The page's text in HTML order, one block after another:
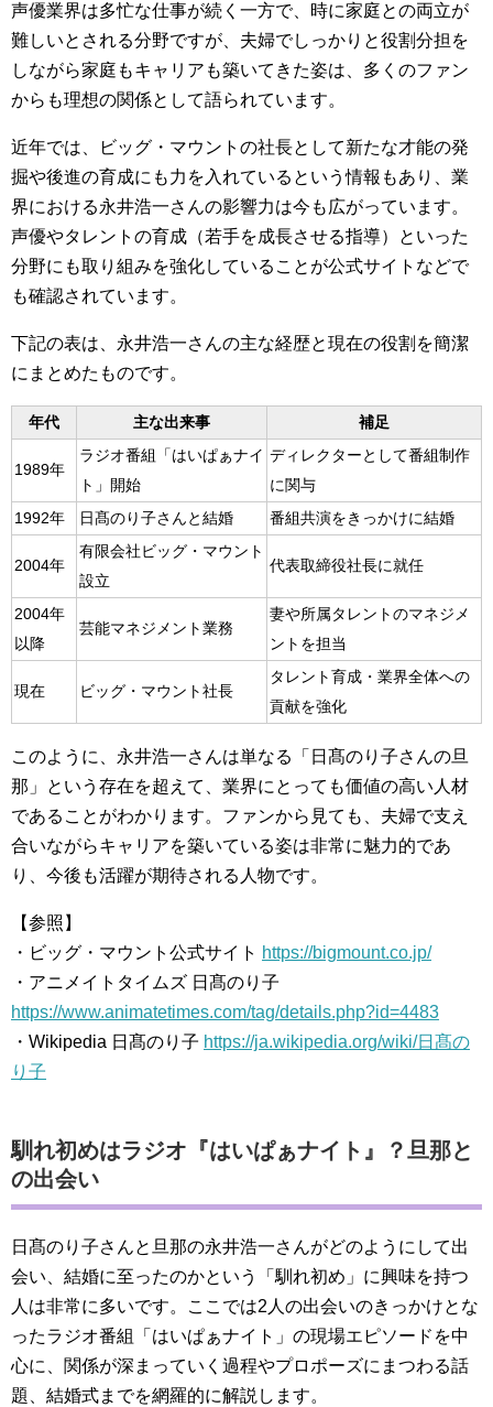
声優業界は多忙な仕事が続く一方で、時に家庭との両立が
難しいとされる分野ですが、夫婦でしっかりと役割分担を
しながら家庭もキャリアも築いてきた姿は、多くのファン
からも理想の関係として語られています。
近年では、ビッグ・マウントの社長として新たな才能の発
掘や後進の育成にも力を入れているという情報もあり、業
界における永井浩一さんの影響力は今も広がっています。
声優やタレントの育成（若手を成長させる指導）といった
分野にも取り組みを強化していることが公式サイトなどで
も確認されています。
下記の表は、永井浩一さんの主な経歴と現在の役割を簡潔
にまとめたものです。
年代 主な出来事 補足
1989年
ラジオ番組「はいぱぁナイ
ト」開始
ディレクターとして番組制作
に関与
1992年
日髙のり子さんと結婚 番組共演をきっかけに結婚
2004年
有限会社ビッグ・マウント
設立
代表取締役社長に就任
2004年
以降
芸能マネジメント業務
妻や所属タレントのマネジメ
ントを担当
現在 ビッグ・マウント社長
タレント育成・業界全体への
貢献を強化
このように、永井浩一さんは単なる「日髙のり子さんの旦
那」という存在を超えて、業界にとっても価値の高い人材
であることがわかります。ファンから見ても、夫婦で支え
合いながらキャリアを築いている姿は非常に魅力的であ
り、今後も活躍が期待される人物です。
【参照】
・ビッグ・マウント公式サイト https://bigmount.co.jp/
・アニメイトタイムズ 日髙のり子
https://www.animatetimes.com/tag/details.php?id=4483
・Wikipedia 日髙のり子 https://ja.wikipedia.org/wiki/日髙の
り子
馴れ初めはラジオ『はいぱぁナイト』？旦那と
の出会い
日髙のり子さんと旦那の永井浩一さんがどのようにして出
会い、結婚に至ったのかという「馴れ初め」に興味を持つ
人は非常に多いです。ここでは2人の出会いのきっかけとな
ったラジオ番組「はいぱぁナイト」の現場エピソードを中
心に、関係が深まっていく過程やプロポーズにまつわる話
題、結婚式までを網羅的に解説します。